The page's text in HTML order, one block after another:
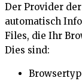
Der Provider
automatisch
Files, die Ihr
Dies sind: